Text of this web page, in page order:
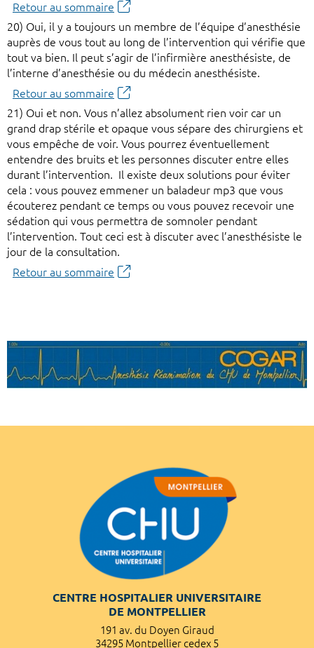
Retour au sommaire
20) Oui, il y a toujours un membre de l’équipe d’anesthésie
auprès de vous tout au long de l’intervention qui vérifie que
tout va bien. Il peut s’agir de l’infirmière anesthésiste, de
l’interne d’anesthésie ou du médecin anesthésiste.
Retour au sommaire
21) Oui et non. Vous n’allez absolument rien voir car un
grand drap stérile et opaque vous sépare des chirurgiens et
vous empêche de voir. Vous pourrez éventuellement
entendre des bruits et les personnes discuter entre elles
durant l’intervention. Il existe deux solutions pour éviter
cela : vous pouvez emmener un baladeur mp3 que vous
écouterez pendant ce temps ou vous pouvez recevoir une
sédation qui vous permettra de somnoler pendant
l’intervention. Tout ceci est à discuter avec l’anesthésiste le
jour de la consultation.
Retour au sommaire
CENTRE HOSPITALIER UNIVERSITAIRE
DE MONTPELLIER
191 av. du Doyen Giraud
34295 Montpellier cedex 5